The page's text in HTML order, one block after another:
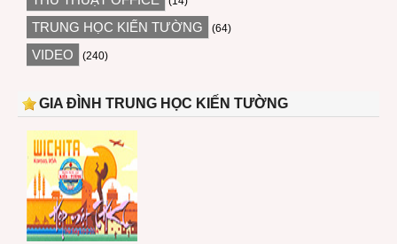
TRUNG HỌC KIẾN TƯỜNG (64)
VIDEO (240)
GIA ĐÌNH TRUNG HỌC KIẾN TƯỜNG